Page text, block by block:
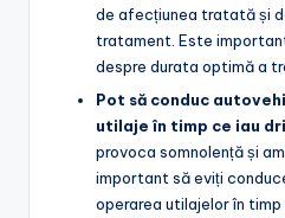
de afecțiunea tratată și
tratament. Este
despre durata optimă a
Pot să conduc
utilaje în timp ce iau
provoca somnolență și
important să eviți
operarea utilajelor în